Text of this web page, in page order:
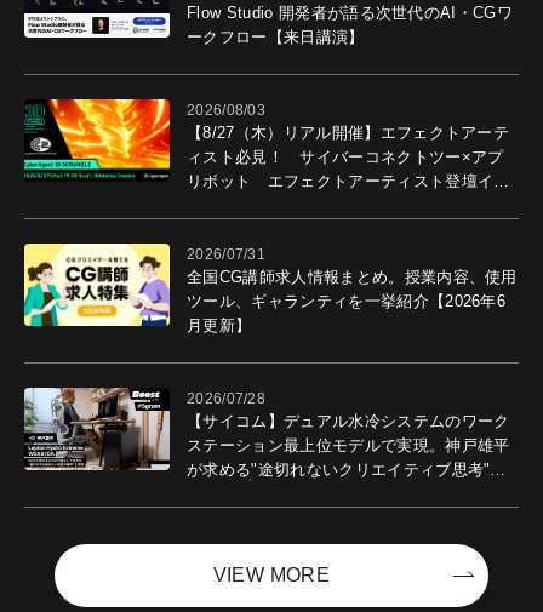
Flow Studio 開発者が語る次世代のAI・CGワ
ークフロー【来日講演】
2026/08/03
【8/27（木）リアル開催】エフェクトアーテ
ィスト必見！ サイバーコネクトツー×アプ
リボット エフェクトアーティスト登壇イベ
2026/07/31
全国CG講師求人情報まとめ。授業内容、使用
ツール、ギャランティを一挙紹介【2026年6
月更新】
2026/07/28
【サイコム】デュアル水冷システムのワーク
ステーション最上位モデルで実現。神戸雄平
が求める"途切れないクリエイティブ思考"｜
VIEW MORE